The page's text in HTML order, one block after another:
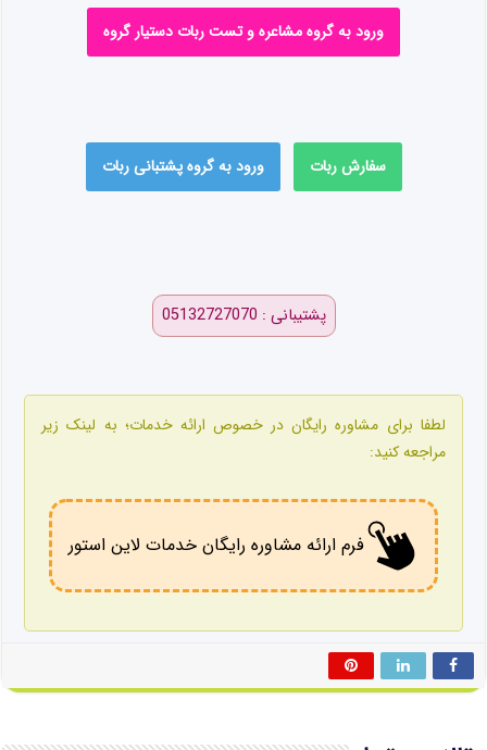
ورود به گروه مشاعره و تست ربات دستیار گروه
سفارش ربات ورود به گروه پشتبانی ربات
پشتیبانی : 05132727070
لطفا برای مشاوره رایگان در خصوص ارائه خدمات؛ به لینک زیر
مراجعه کنید:
فرم ارائه مشاوره رایگان خدمات لاین استور